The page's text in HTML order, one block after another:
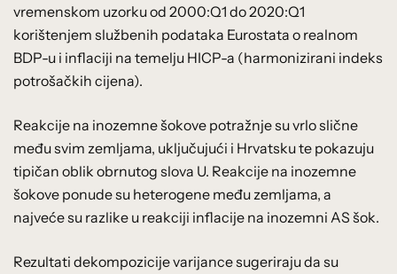
vremenskom uzorku od 2000:Q1 do 2020:Q1
korištenjem službenih podataka Eurostata o realnom
BDP-u i inflaciji na temelju HICP-a (harmonizirani indeks
potrošačkih cijena).
Reakcije na inozemne šokove potražnje su vrlo slične
među svim zemljama, uključujući i Hrvatsku te pokazuju
tipičan oblik obrnutog slova U. Reakcije na inozemne
šokove ponude su heterogene među zemljama, a
najveće su razlike u reakciji inflacije na inozemni AS šok.
Rezultati dekompozicije varijance sugeriraju da su